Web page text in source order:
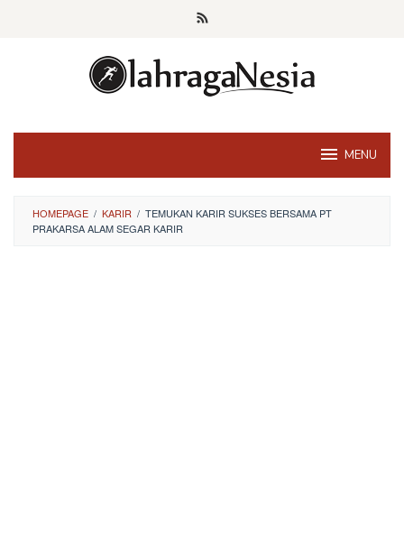
MENU
HOMEPAGE / KARIR / TEMUKAN KARIR SUKSES BERSAMA PT
PRAKARSA ALAM SEGAR KARIR